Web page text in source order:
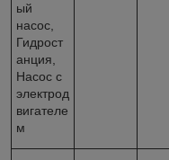
ый
насос,
Гидрост
анция,
Насос с
электрод
вигателе
м